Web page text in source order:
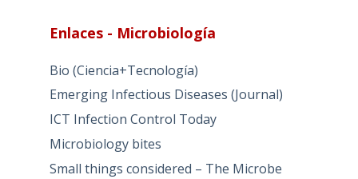
Enlaces - Microbiología
Bio (Ciencia+Tecnología)
Emerging Infectious Diseases (Journal)
ICT Infection Control Today
Microbiology bites
Small things considered – The Microbe